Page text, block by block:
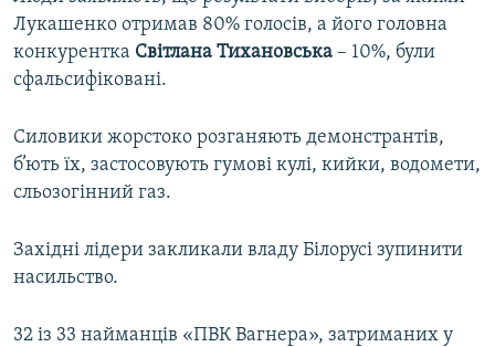
Лукашенко отримав 80% голосів, а його головна
конкурентка Світлана Тихановська – 10%, були
сфальсифіковані.
Силовики жорстоко розганяють демонстрантів,
б’ють їх, застосовують гумові кулі, кийки, водомети,
сльозогінний газ.
Західні лідери закликали владу Білорусі зупинити
насильство.
32 із 33 найманців «ПВК Вагнера», затриманих у